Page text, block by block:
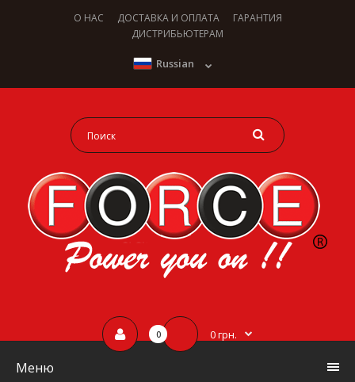
О НАС ДОСТАВКА И ОПЛАТА
ГАРАНТИЯ
ДИСТРИБЬЮТЕРАМ
Russian
0 0 грн.
Меню